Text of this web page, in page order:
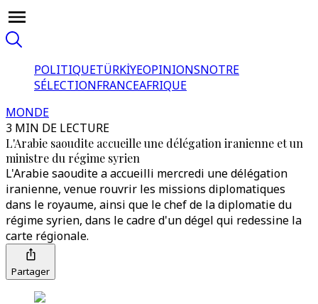
POLITIQUETÜRKİYEOPINIONSNOTRE
SÉLECTIONFRANCEAFRIQUE
MONDE
3 MIN DE LECTURE
L'Arabie saoudite accueille une délégation iranienne et un
ministre du régime syrien
L'Arabie saoudite a accueilli mercredi une délégation
iranienne, venue rouvrir les missions diplomatiques
dans le royaume, ainsi que le chef de la diplomatie du
régime syrien, dans le cadre d'un dégel qui redessine la
carte régionale.
Partager